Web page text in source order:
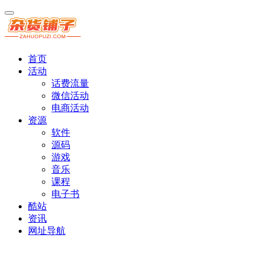
首页
活动
话费流量
微信活动
电商活动
资源
软件
源码
游戏
音乐
课程
电子书
酷站
资讯
网址导航